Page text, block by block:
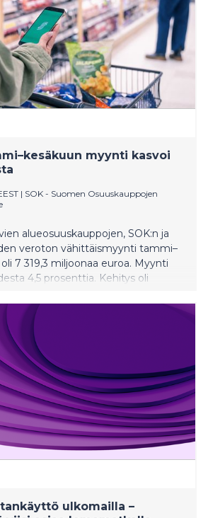
myynti kasvoi
| SOK - Suomen Osuuskauppojen
alueosuuskauppojen, SOK:n ja
veroton vähittäismyynti tammi–
7 319,3 miljoonaa euroa. Myynti
4,5 prosenttia. Kehitys oli
ulkomailla –